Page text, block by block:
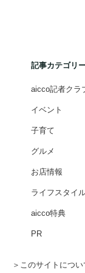
記事カテゴリ
aicco記者クラ
イベント
子育て
グルメ
お店情報
ライフスタイ
aicco特典
PR
このサイトにつ